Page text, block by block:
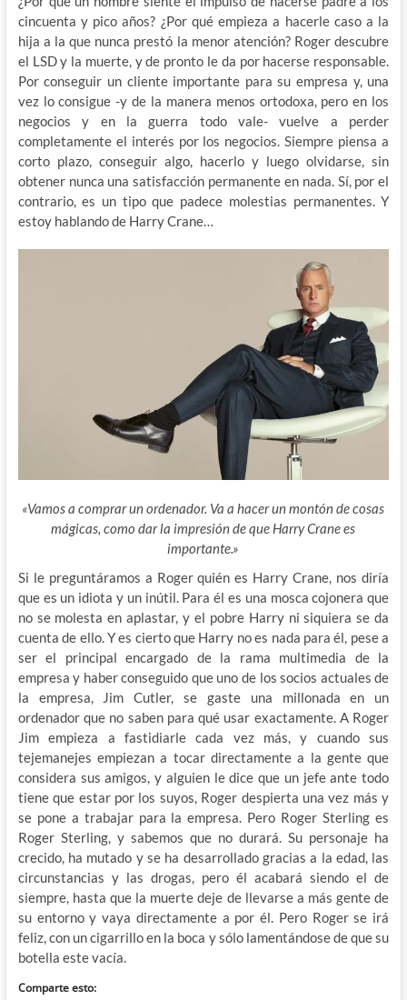
cincuenta y pico años? ¿Por qué empieza a hacerle caso a la
hija a la que nunca prestó la menor atención? Roger descubre
el LSD y la muerte, y de pronto le da por hacerse responsable.
Por conseguir un cliente importante para su empresa y, una
vez lo consigue -y de la manera menos ortodoxa, pero en los
negocios y en la guerra todo vale- vuelve a perder
completamente el interés por los negocios. Siempre piensa a
corto plazo, conseguir algo, hacerlo y luego olvidarse, sin
obtener nunca una satisfacción permanente en nada. Sí, por el
contrario, es un tipo que padece molestias permanentes. Y
estoy hablando de Harry Crane…
«Vamos a comprar un ordenador. Va a hacer un montón de cosas
mágicas, como dar la impresión de que Harry Crane es
importante.»
Si le preguntáramos a Roger quién es Harry Crane, nos diría
que es un idiota y un inútil. Para él es una mosca cojonera que
no se molesta en aplastar, y el pobre Harry ni siquiera se da
cuenta de ello. Y es cierto que Harry no es nada para él, pese a
ser el principal encargado de la rama multimedia de la
empresa y haber conseguido que uno de los socios actuales de
la empresa, Jim Cutler, se gaste una millonada en un
ordenador que no saben para qué usar exactamente. A Roger
Jim empieza a fastidiarle cada vez más, y cuando sus
tejemanejes empiezan a tocar directamente a la gente que
considera sus amigos, y alguien le dice que un jefe ante todo
tiene que estar por los suyos, Roger despierta una vez más y
se pone a trabajar para la empresa. Pero Roger Sterling es
Roger Sterling, y sabemos que no durará. Su personaje ha
crecido, ha mutado y se ha desarrollado gracias a la edad, las
circunstancias y las drogas, pero él acabará siendo el de
siempre, hasta que la muerte deje de llevarse a más gente de
su entorno y vaya directamente a por él. Pero Roger se irá
feliz, con un cigarrillo en la boca y sólo lamentándose de que su
botella este vacía.
Comparte esto: